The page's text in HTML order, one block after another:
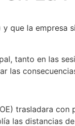
la
tanto en las
trasladara
las distancias